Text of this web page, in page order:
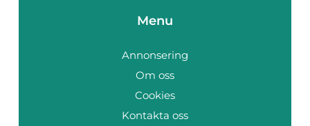
Menu
Annonsering
Om oss
Cookies
Kontakta oss